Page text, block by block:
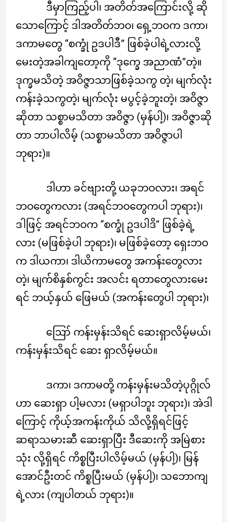
ဒီမှာကြည့်ပါ၊ အတိတ်အကြောင်းလို့ ဆို
သောကြောင့် ဒါအတိတ်ဘဝ၊ ရှေ့ဘဝက ဒကာ၊
ဒကာမတွေ “စက္ခုံ ဥဒပါဒီ” ဖြစ်ခဲ့ပါရဲ့လားလို့
မေးတဲ့အခါကျတော့ကို “ဒုက္ခေ အညာဏံ”တဲ့။
ဒုက္ခမသိတဲ့ အဝိဇ္ဇာသာဖြစ်ခဲ့သကွ တဲ့၊ မျက်လုံး
ကန်းခဲ့သကွတဲ့၊ မျက်လုံး မပွင့်ခဲ့ဘူးတဲ့၊ အဝိဇ္ဇာ
ဆိုတာ သစ္စာမသိတာ အဝိဇ္ဇာ (မှန်ပါ့)၊ အဝိဇ္ဇာဆို
တာ ဘာပါလိမ့် (သစ္စာမသိတာ အဝိဇ္ဇာပါ
ဘုရား)။
ဒါဟာ ခင်ဗျားတို့ ယခုဘဝလား၊ အရင်
ဘဝတွေကလား (အရင်ဘဝတွေကပါ ဘုရား)၊
ဒါဖြင့် အရင်ဘဝက “စက္ခုံ ဥဒပါဒိ’’ ဖြစ်ခဲ့ရဲ့
လား (မဖြစ်ခဲ့ပါ ဘုရား)၊ မဖြစ်ခဲ့တော့ ရှေးဘဝ
က ဒါယကာ၊ ဒါယိကာမတွေ အကန်းတွေလား
တဲ့၊ မျက်စိနှစ်ကွင်း အလင်း ရတာတွေလားမေး
ရင် ဘယ့်နှယ် ဖြေမယ် (အကန်းတွေပါ ဘုရား)၊
ဪ ကန်းမှန်းသိရင် ဆေးရှာလိမ့်မယ်၊
ကန်းမှန်းသိရင် ဆေး ရှာလိမ့်မယ်။
ဒကာ၊ ဒကာမတို့ ကန်းမှန်းမသိတဲ့ပုဂ္ဂိုလ်
ဟာ ဆေးရှာ ပါ့မလား (မရှာပါဘူး ဘုရား)၊ အဲဒါ
ကြောင့် ကိုယ့်အကန်းကိုယ် သိလို့ရှိရင်ဖြင့်
ဆရာသမားဆီ ဆေးရှာပြီး ဒီဆေးကို အမြဲစား
သုံး လို့ရှိရင် ကိစ္စပြီးပါလိမ့်မယ် (မှန်ပါ့)၊ မြန်
အောင်ဦးတင် ကိစ္စပြီးမယ် (မှန်ပါ့)၊ သဘောကျ
ရဲ့လား (ကျပါတယ် ဘုရား)။